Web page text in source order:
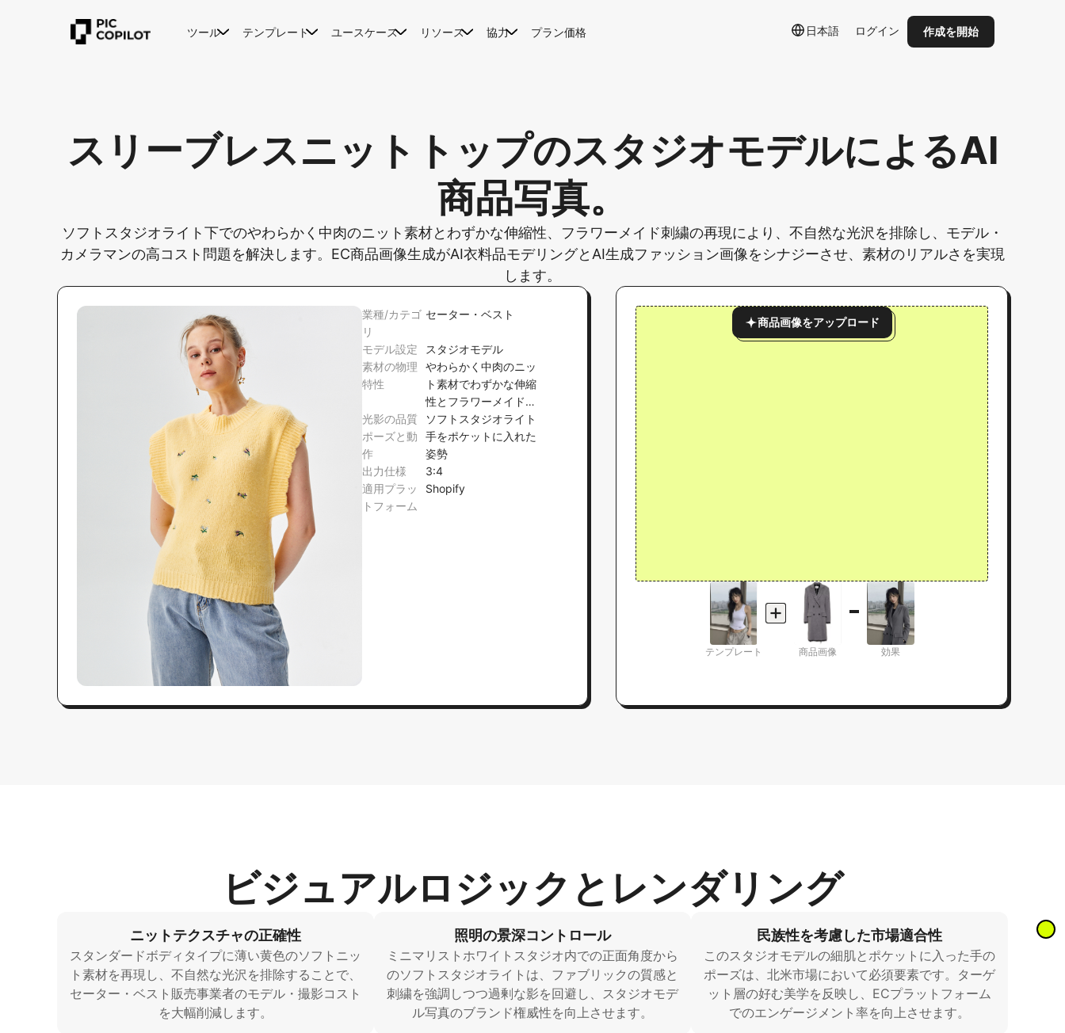
ツール テンプレート ユースケース リソース 協力 プラン価格 日本語 ログイン 作成を開始
スリーブレスニットトップのスタジオモデルによるAI
商品写真。
ソフトスタジオライト下でのやわらかく中肉のニット素材とわずかな伸縮性、フラワーメイド刺繍の再現により、不自然な光沢を排除し、モデル・
カメラマンの高コスト問題を解決します。EC商品画像生成がAI衣料品モデリングとAI生成ファッション画像をシナジーさせ、素材のリアルさを実現
します。
業種/カテゴ
リ
セーター・ベスト
モデル設定
スタジオモデル
素材の物理
特性
やわらかく中肉のニッ
ト素材でわずかな伸縮
性とフラワーメイド刺
繍を備える
光影の品質
ソフトスタジオライト
ポーズと動
作
手をポケットに入れた
姿勢
出力仕様
3:4
適用プラッ
トフォーム
Shopify
商品画像をアップロード
テンプレート 商品画像 効果
ビジュアルロジックとレンダリング
ニットテクスチャの正確性
スタンダードボディタイプに薄い黄色のソフトニッ
ト素材を再現し、不自然な光沢を排除することで、
セーター・ベスト販売事業者のモデル・撮影コスト
を大幅削減します。
照明の景深コントロール
ミニマリストホワイトスタジオ内での正面角度から
のソフトスタジオライトは、ファブリックの質感と
刺繍を強調しつつ過剰な影を回避し、スタジオモデ
ル写真のブランド権威性を向上させます。
民族性を考慮した市場適合性
このスタジオモデルの細肌とポケットに入った手の
ポーズは、北米市場において必須要素です。ターゲ
ット層の好む美学を反映し、ECプラットフォーム
でのエンゲージメント率を向上させます。